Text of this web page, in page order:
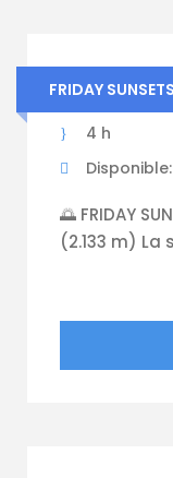
FRIDAY
Friday
4 h
🌅 FRIDAY
(2.133 m)